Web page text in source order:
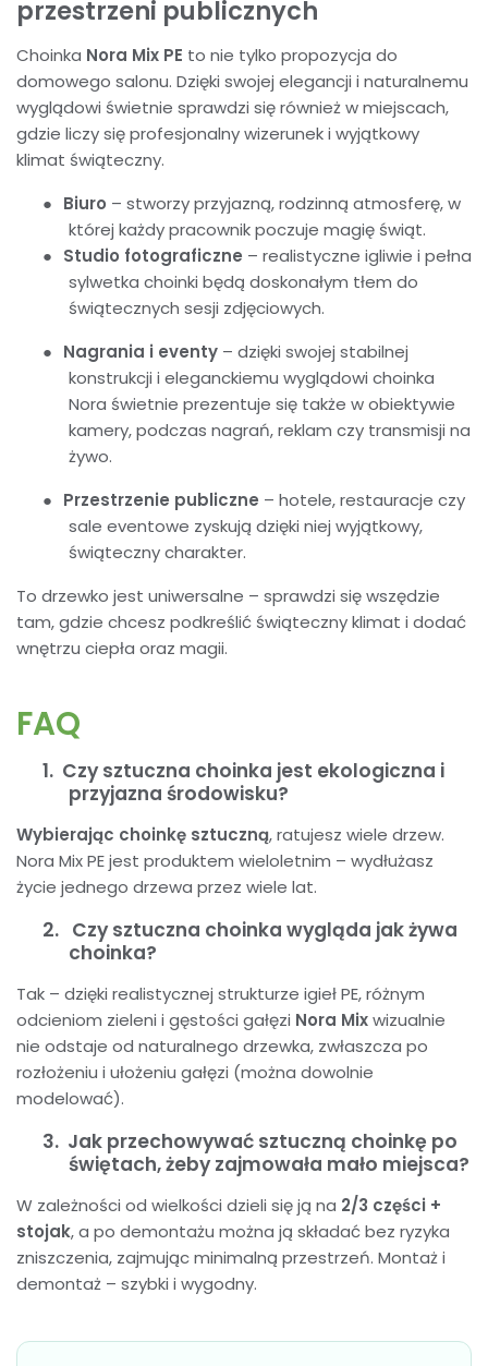
przestrzeni publicznych
Choinka Nora Mix PE to nie tylko propozycja do
domowego salonu. Dzięki swojej elegancji i naturalnemu
wyglądowi świetnie sprawdzi się również w miejscach,
gdzie liczy się profesjonalny wizerunek i wyjątkowy
klimat świąteczny.
● Biuro – stworzy przyjazną, rodzinną atmosferę, w
której każdy pracownik poczuje magię świąt.
● Studio fotograficzne – realistyczne igliwie i pełna
sylwetka choinki będą doskonałym tłem do
świątecznych sesji zdjęciowych.
● Nagrania i eventy – dzięki swojej stabilnej
konstrukcji i eleganckiemu wyglądowi choinka
Nora świetnie prezentuje się także w obiektywie
kamery, podczas nagrań, reklam czy transmisji na
żywo.
● Przestrzenie publiczne – hotele, restauracje czy
sale eventowe zyskują dzięki niej wyjątkowy,
świąteczny charakter.
To drzewko jest uniwersalne – sprawdzi się wszędzie
tam, gdzie chcesz podkreślić świąteczny klimat i dodać
wnętrzu ciepła oraz magii.
FAQ
1. Czy sztuczna choinka jest ekologiczna i
przyjazna środowisku?
Wybierając choinkę sztuczną, ratujesz wiele drzew.
Nora Mix PE jest produktem wieloletnim – wydłużasz
życie jednego drzewa przez wiele lat.
2. Czy sztuczna choinka wygląda jak żywa
choinka?
Tak – dzięki realistycznej strukturze igieł PE, różnym
odcieniom zieleni i gęstości gałęzi Nora Mixwizualnie
nie odstaje od naturalnego drzewka, zwłaszcza po
rozłożeniu i ułożeniu gałęzi (można dowolnie
modelować).
3. Jak przechowywać sztuczną choinkę po
świętach, żeby zajmowała mało miejsca?
W zależności od wielkości dzieli się ją na 2/3 części +
stojak, a po demontażu można ją składać bez ryzyka
zniszczenia, zajmując minimalną przestrzeń. Montaż i
demontaż – szybki i wygodny.